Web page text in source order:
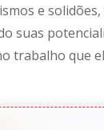
e
suas
trabalho que